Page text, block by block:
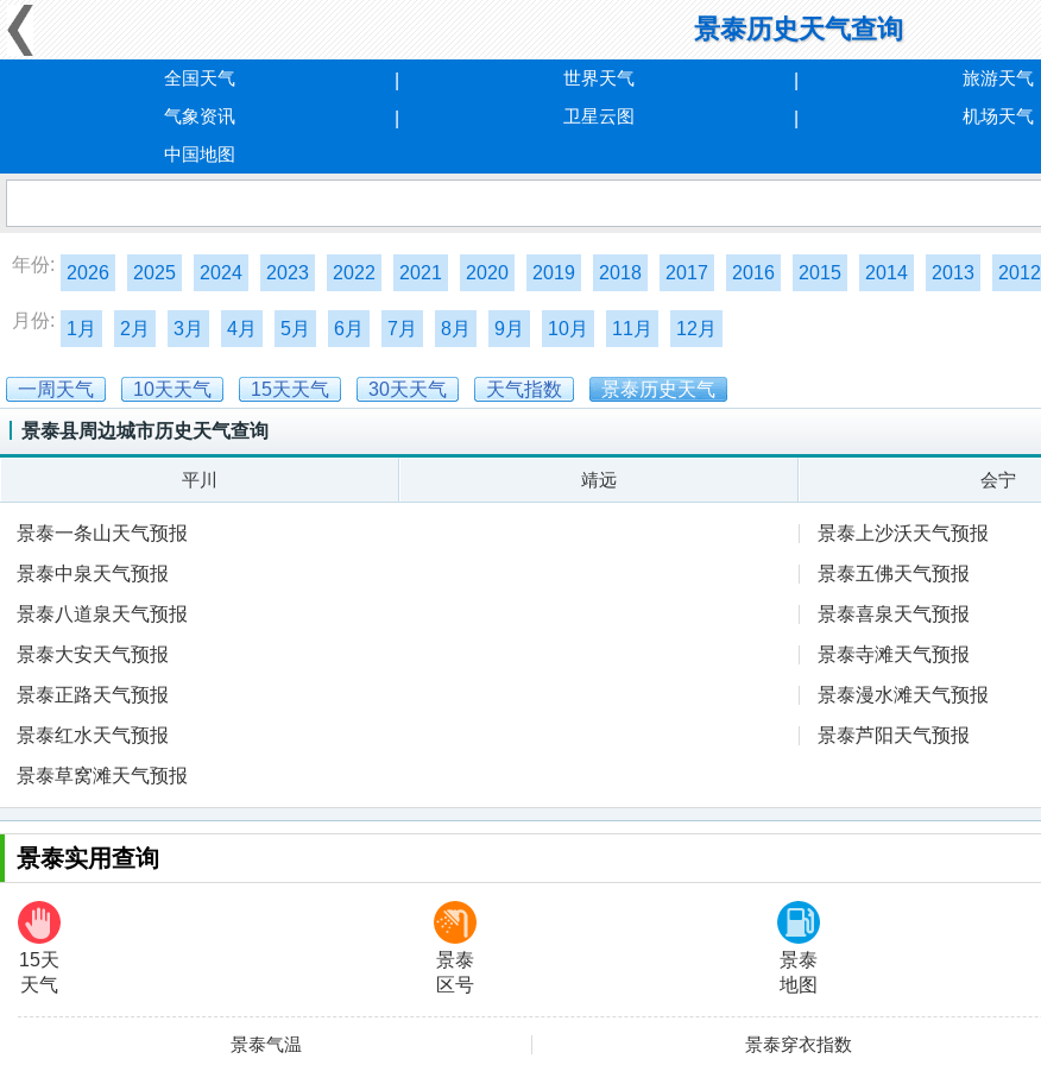
景泰历史天气查询
全国天气 世界天气 旅游天气
气象资讯
卫星云图 机场天气
中国地图
年份: 2026 2025 2024 2023 2022 2021 2020 2019 2018 2017 2016 2015 2014 2013 2012
月份: 1月 2月 3月 4月 5月 6月 7月 8月 9月 10月 11月 12月
一周天气 10天天气 15天天气 30天天气 天气指数 景泰历史天气
景泰县周边城市历史天气查询
平川 靖远 会宁
景泰一条山天气预报
景泰上沙沃天气预报
景泰中泉天气预报
景泰五佛天气预报
景泰八道泉天气预报
景泰喜泉天气预报
景泰大安天气预报
景泰寺滩天气预报
景泰正路天气预报
景泰漫水滩天气预报
景泰红水天气预报
景泰芦阳天气预报
景泰草窝滩天气预报
景泰实用查询
15天
天气
景泰
区号
景泰
地图
景泰气温 景泰穿衣指数